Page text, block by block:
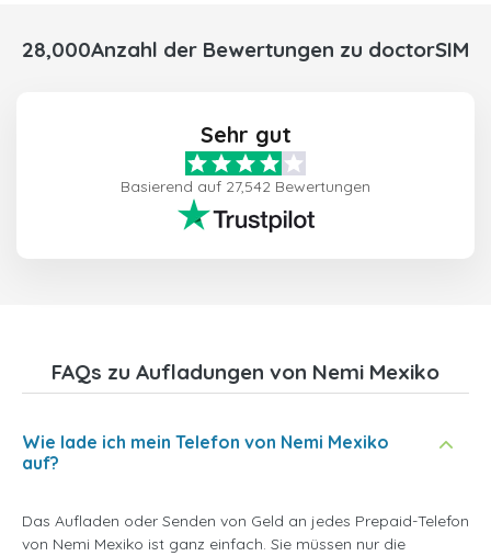
28,000Anzahl der Bewertungen zu doctorSIM
Sehr gut
Basierend auf 27,542 Bewertungen
FAQs zu Aufladungen von Nemi Mexiko
Wie lade ich mein Telefon von Nemi Mexiko
auf?
Das Aufladen oder Senden von Geld an jedes Prepaid-Telefon
von Nemi Mexiko ist ganz einfach. Sie müssen nur die